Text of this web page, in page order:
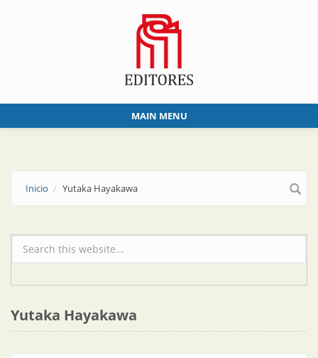
MAIN MENU
Inicio Yutaka Hayakawa
Formulario de búsqueda
Yutaka Hayakawa